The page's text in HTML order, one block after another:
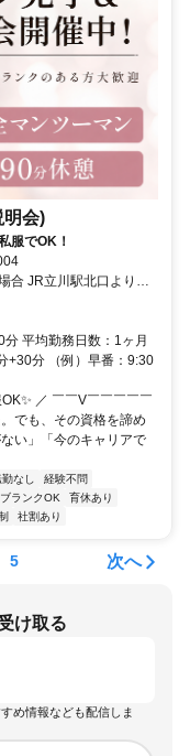
明会)
服でOK！
合 JR立川駅北口よりペ
徒歩2分。 多摩モノレ
平均勤務日数：1ヶ月
+30分 （例）早番：9:30
／ ￣￣V￣￣￣￣￣
でも、その資格を諦め
い」「今のキャリアで
なし
経験不問
ブランクOK
育休あり
社割あり
5 次へ
け取る
め情報なども配信しま